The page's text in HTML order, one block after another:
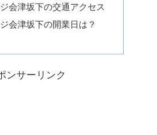
会津坂下の交通アクセス
会津坂下の開業日は？
ンサーリンク